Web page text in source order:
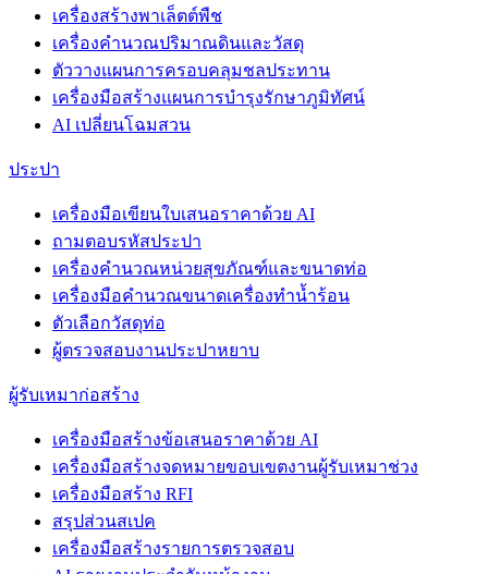
เครื่องสร้างพาเล็ตต์พืช
เครื่องคำนวณปริมาณดินและวัสดุ
ตัววางแผนการครอบคลุมชลประทาน
เครื่องมือสร้างแผนการบำรุงรักษาภูมิทัศน์
AI เปลี่ยนโฉมสวน
ประปา
เครื่องมือเขียนใบเสนอราคาด้วย AI
ถามตอบรหัสประปา
เครื่องคำนวณหน่วยสุขภัณฑ์และขนาดท่อ
เครื่องมือคำนวณขนาดเครื่องทำน้ำร้อน
ตัวเลือกวัสดุท่อ
ผู้ตรวจสอบงานประปาหยาบ
ผู้รับเหมาก่อสร้าง
เครื่องมือสร้างข้อเสนอราคาด้วย AI
เครื่องมือสร้างจดหมายขอบเขตงานผู้รับเหมาช่วง
เครื่องมือสร้าง RFI
สรุปส่วนสเปค
เครื่องมือสร้างรายการตรวจสอบ